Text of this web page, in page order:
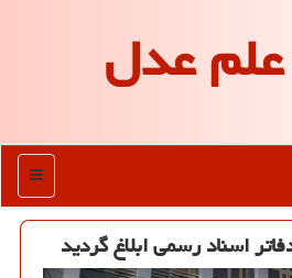
علم عدل
منو
اسناد رسمی ابلاغ گردید